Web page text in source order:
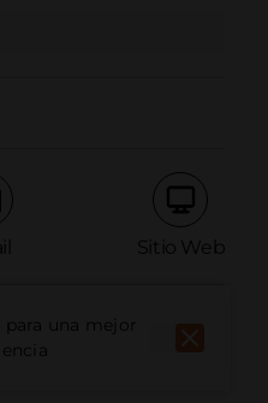
Sitio Web
para una mejor